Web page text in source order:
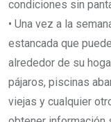
condiciones sin
• Una vez a la
estancada que
alrededor de su
pájaros, piscinas
viejas y cualquier